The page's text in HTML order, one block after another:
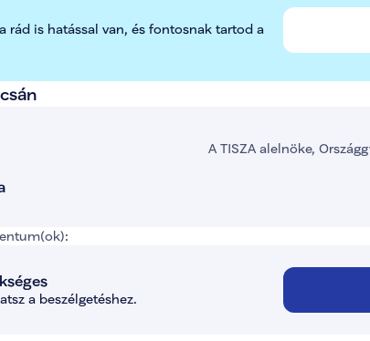
rád is hatással van, és fontosnak tartod a
A TISZA alelnöke,
a beszélgetéshez.